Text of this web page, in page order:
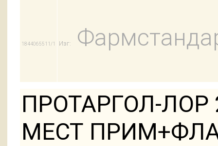
1844065511/1 Изг:
ПРОТАРГОЛ-ЛОР
МЕСТ